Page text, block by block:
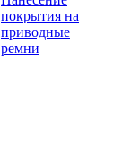
покрытия на
приводные
ремни